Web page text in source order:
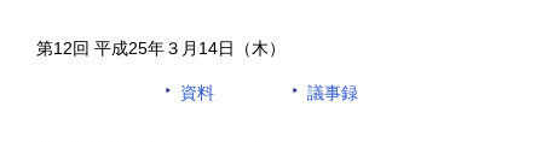
第12回 平成25年３月14日（木）
資料 議事録